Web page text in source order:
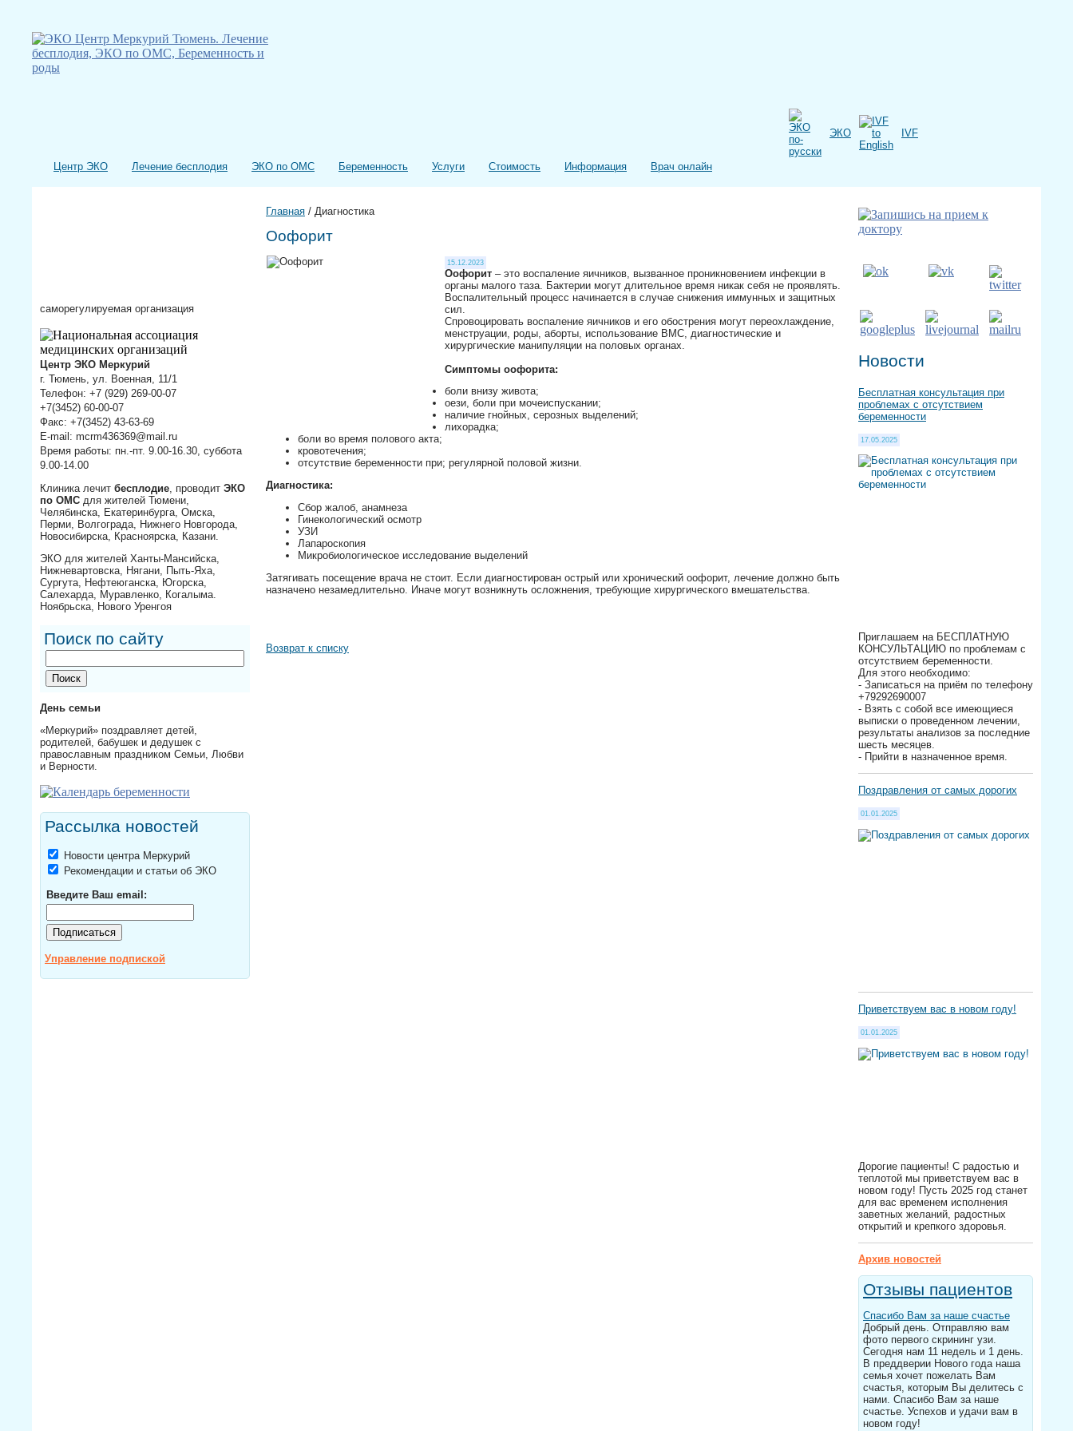
ЭКО IVF
Центр ЭКО Лечение бесплодия ЭКО по ОМС Беременность Услуги Стоимость Информация Врач онлайн
саморегулируемая организация
Центр ЭКО Меркурий
г. Тюмень, ул. Военная, 11/1
Телефон: +7 (929) 269-00-07
+7(3452) 60-00-07
Факс: +7(3452) 43-63-69
E-mail: mcrm436369@mail.ru
Время работы: пн.-пт. 9.00-16.30, суббота
9.00-14.00
Клиника лечит бесплодие , проводит ЭКО
по ОМС для жителей Тюмени,
Челябинска, Екатеринбурга, Омска,
Перми, Волгограда, Нижнего Новгорода,
Новосибирска, Красноярска, Казани.
ЭКО для жителей Ханты-Мансийска,
Нижневартовска, Нягани, Пыть-Яха,
Сургута, Нефтеюганска, Югорска,
Салехарда, Муравленко, Когалыма.
Ноябрьска, Нового Уренгоя
Поиск по сайту
День семьи
«Меркурий» поздравляет детей,
родителей, бабушек и дедушек с
православным праздником Семьи, Любви
и Верности.
Рассылка новостей
Новости центра Меркурий
Рекомендации и статьи об ЭКО
Введите Ваш email:
Управление подпиской
Главная / Диагностика
Оофорит
15.12.2023
Оофорит – это воспаление яичников, вызванное проникновением инфекции в
органы малого таза. Бактерии могут длительное время никак себя не проявлять.
Воспалительный процесс начинается в случае снижения иммунных и защитных
сил. ⠀
Спровоцировать воспаление яичников и его обострения могут переохлаждение,
менструации, роды, аборты, использование ВМС, диагностические и
хирургические манипуляции на половых органах. ⠀
Симптомы оофорита:⠀
боли внизу живота;
оези, боли при мочеиспускании;
наличие гнойных, серозных выделений;⠀
лихорадка;⠀
боли во время полового акта;⠀
кровотечения;⠀
отсутствие беременности при; регулярной половой жизни.⠀
Диагностика: ⠀
Сбор жалоб, анамнеза
Гинекологический осмотр
УЗИ ⠀
Лапароскопия
Микробиологическое исследование выделений⠀
Затягивать посещение врача не стоит. Если диагностирован острый или хронический оофорит, лечение должно быть
назначено незамедлительно. Иначе могут возникнуть осложнения, требующие хирургического вмешательства.
Возврат к списку
Новости
Бесплатная консультация при
проблемах с отсутствием
беременности
17.05.2025
Приглашаем на БЕСПЛАТНУЮ
КОНСУЛЬТАЦИЮ по проблемам с
отсутствием беременности.
Для этого необходимо:
- Записаться на приём по телефону
+79292690007
- Взять с собой все имеющиеся
выписки о проведенном лечении,
результаты анализов за последние
шесть месяцев.
- Прийти в назначенное время.
Поздравления от самых дорогих
01.01.2025
Приветствуем вас в новом году!
01.01.2025
Дорогие пациенты! С радостью и
теплотой мы приветствуем вас в
новом году! Пусть 2025 год станет
для вас временем исполнения
заветных желаний, радостных
открытий и крепкого здоровья.
Архив новостей
Отзывы пациентов
Спасибо Вам за наше счастье
Добрый день. Отправляю вам
фото первого скрининг узи.
Сегодня нам 11 недель и 1 день.
В преддверии Нового года наша
семья хочет пожелать Вам
счастья, которым Вы делитесь с
нами. Спасибо Вам за наше
счастье. Успехов и удачи вам в
новом году!